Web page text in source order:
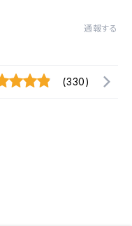
通報する
(330)